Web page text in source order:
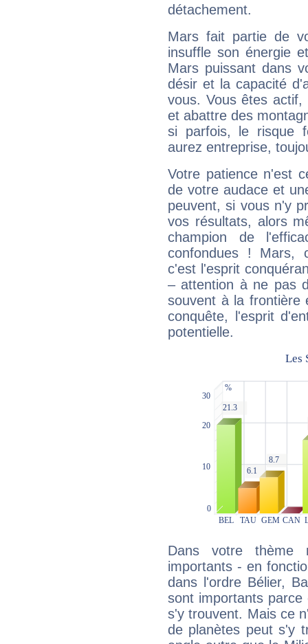
détachement.
Mars fait partie de
insuffle son énergie
Mars puissant dans
désir et la capacité
vous. Vous êtes
et abattre des
si parfois, le risque
aurez entreprise,
Votre patience n'est
de votre audace et
peuvent, si vous n'y
vos résultats, alors
champion de
confondues ! Mars,
c'est l'esprit
– attention à ne pas
souvent à la frontière
conquête, l'esprit
potentielle.
Dans votre thème
importants - en
dans l'ordre Bélier,
sont importants parce
s'y trouvent. Mais ce
de planètes peut s'y